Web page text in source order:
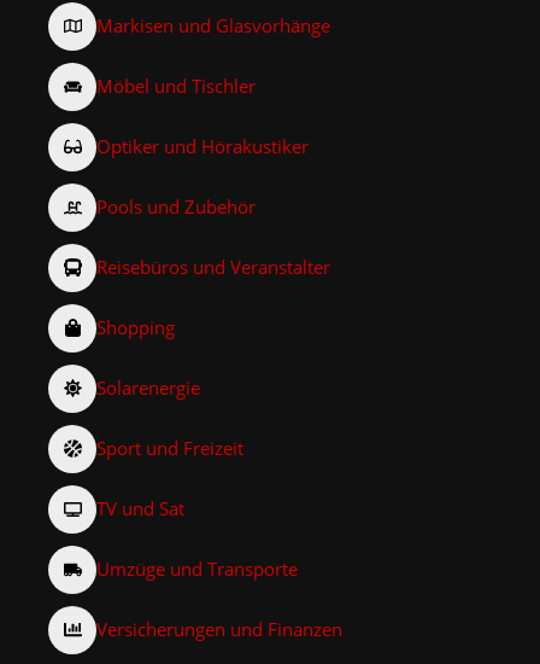
Markisen und Glasvorhänge
Möbel und Tischler
Optiker und Hörakustiker
Pools und Zubehör
Reisebüros und Veranstalter
Shopping
Solarenergie
Sport und Freizeit
TV und Sat
Umzüge und Transporte
Versicherungen und Finanzen